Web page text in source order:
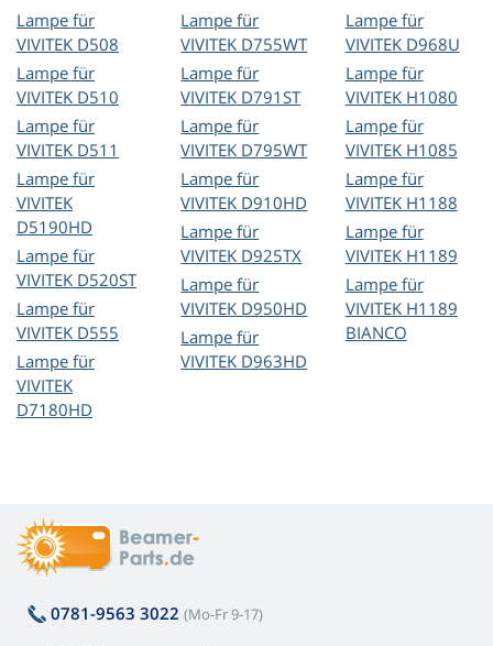
Lampe für
VIVITEK D508
Lampe für
VIVITEK D510
Lampe für
VIVITEK D511
Lampe für
VIVITEK
D5190HD
Lampe für
VIVITEK D520ST
Lampe für
VIVITEK D555
Lampe für
VIVITEK
D7180HD
Lampe für
VIVITEK D755WT
Lampe für
VIVITEK D791ST
Lampe für
VIVITEK D795WT
Lampe für
VIVITEK D910HD
Lampe für
VIVITEK D925TX
Lampe für
VIVITEK D950HD
Lampe für
VIVITEK D963HD
Lampe für
VIVITEK D968U
Lampe für
VIVITEK H1080
Lampe für
VIVITEK H1085
Lampe für
VIVITEK H1188
Lampe für
VIVITEK H1189
Lampe für
VIVITEK H1189
BIANCO
0781-9563 3022 (Mo-Fr 9-17)